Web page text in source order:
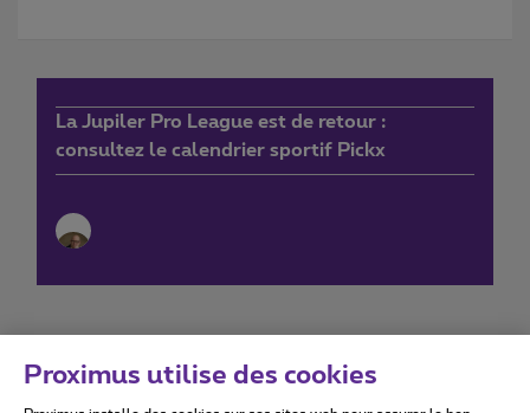
La Jupiler Pro League est de retour :
consultez le calendrier sportif Pickx
Proximus utilise des cookies